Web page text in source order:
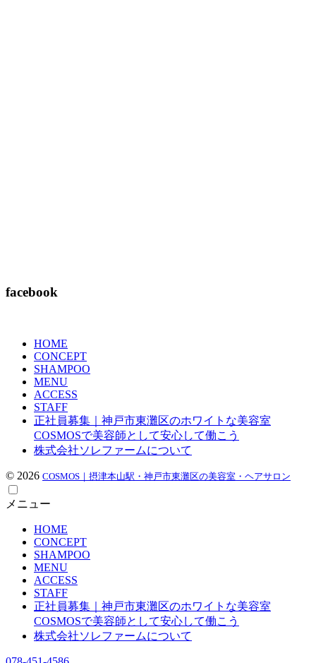
facebook
HOME
CONCEPT
SHAMPOO
MENU
ACCESS
STAFF
正社員募集｜神戸市東灘区のホワイトな美容室
COSMOSで美容師として安心して働こう
株式会社ソレファームについて
© 2026 COSMOS｜摂津本山駅・神戸市東灘区の美容室・ヘアサロン
メニュー
HOME
CONCEPT
SHAMPOO
MENU
ACCESS
STAFF
正社員募集｜神戸市東灘区のホワイトな美容室
COSMOSで美容師として安心して働こう
株式会社ソレファームについて